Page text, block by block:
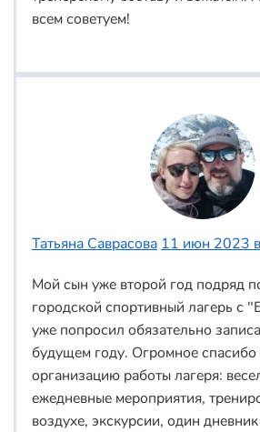
всем советуем!
Татьяна Саврасова 11 июн 2023
Мой сын уже второй год подряд
городской спортивный лагерь с
уже попросил обязательно
будущем году. Огромное спасибо
организацию работы лагеря:
ежедневные мероприятия,
воздухе, экскурсии, один дневник